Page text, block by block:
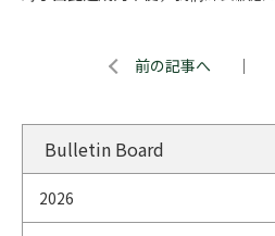
前の記事へ ｜
Bulletin Board
2026